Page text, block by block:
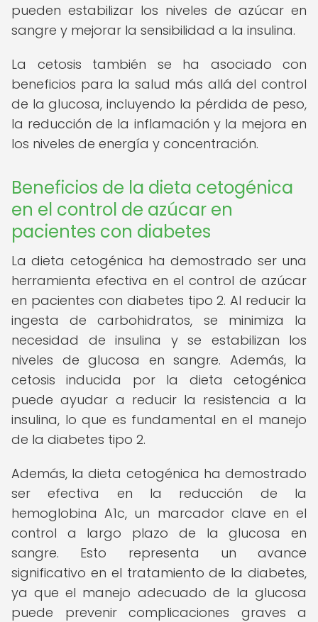
pueden estabilizar los niveles de azúcar en
sangre y mejorar la sensibilidad a la insulina.
La cetosis también se ha asociado con
beneficios para la salud más allá del control
de la glucosa, incluyendo la pérdida de peso,
la reducción de la inflamación y la mejora en
los niveles de energía y concentración.
Beneficios de la dieta cetogénica
en el control de azúcar en
pacientes con diabetes
La dieta cetogénica ha demostrado ser una
herramienta efectiva en el control de azúcar
en pacientes con diabetes tipo 2. Al reducir la
ingesta de carbohidratos, se minimiza la
necesidad de insulina y se estabilizan los
niveles de glucosa en sangre. Además, la
cetosis inducida por la dieta cetogénica
puede ayudar a reducir la resistencia a la
insulina, lo que es fundamental en el manejo
de la diabetes tipo 2.
Además, la dieta cetogénica ha demostrado
ser efectiva en la reducción de la
hemoglobina A1c, un marcador clave en el
control a largo plazo de la glucosa en
sangre. Esto representa un avance
significativo en el tratamiento de la diabetes,
ya que el manejo adecuado de la glucosa
puede prevenir complicaciones graves a